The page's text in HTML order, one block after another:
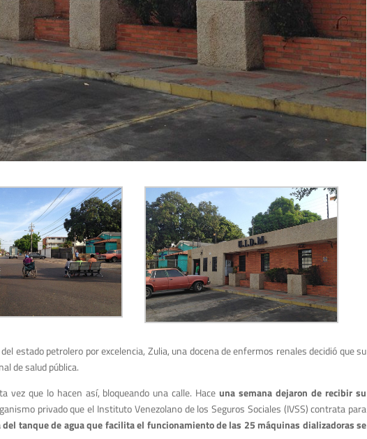
estado petrolero por excelencia, Zulia, una docena de enfermos renales decidió que su
de salud pública.
vez que lo hacen así, bloqueando una calle. Haceuna semana dejaron de recibir su
privado que el Instituto Venezolano de los Seguros Sociales (IVSS) contrata para
tanque de agua que facilita el funcionamiento de las 25 máquinas dializadoras se